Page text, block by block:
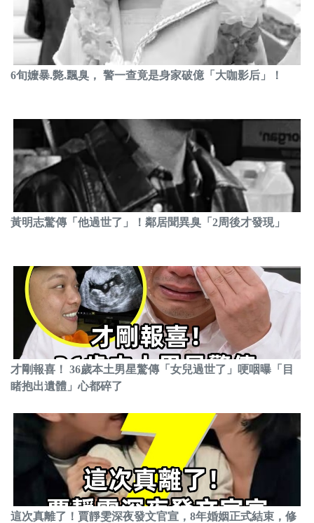
6旬嬤暴.斃.飄臭， 警一查竟是身家破億「大咖影后」！
黃明志驚傳「他過世了」！鄰居聞異臭「2周後才發現」
才剛報喜！ 36歲本土男星驚傳「女兒過世了」哽咽曝「目
睹抱出遺體」心都碎了
這次真離了！賈靜雯深夜發文官宣，8年婚姻正式結束，修